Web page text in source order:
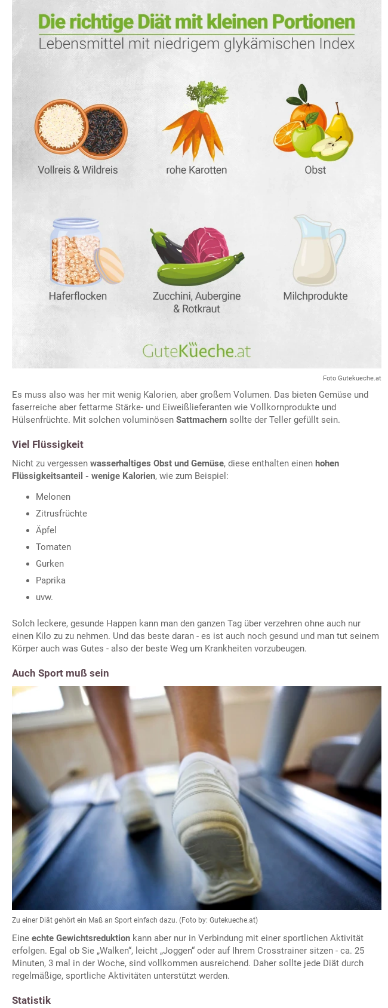
Foto Gutekueche.at
Es muss also was her mit wenig Kalorien, aber großem Volumen. Das bieten Gemüse und
faserreiche aber fettarme Stärke- und Eiweißlieferanten wie Vollkornprodukte und
Hülsenfrüchte. Mit solchen voluminösen Sattmachern sollte der Teller gefüllt sein.
Viel Flüssigkeit
Nicht zu vergessen wasserhaltiges Obst und Gemüse, diese enthalten einen hohen
Flüssigkeitsanteil - wenige Kalorien, wie zum Beispiel:
Melonen
Zitrusfrüchte
Äpfel
Tomaten
Gurken
Paprika
uvw.
Solch leckere, gesunde Happen kann man den ganzen Tag über verzehren ohne auch nur
einen Kilo zu zu nehmen. Und das beste daran - es ist auch noch gesund und man tut seinem
Körper auch was Gutes - also der beste Weg um Krankheiten vorzubeugen.
Auch Sport muß sein
Zu einer Diät gehört ein Maß an Sport einfach dazu. (Foto by: Gutekueche.at)
Eine echte Gewichtsreduktion kann aber nur in Verbindung mit einer sportlichen Aktivität
erfolgen. Egal ob Sie „Walken“, leicht „Joggen“ oder auf Ihrem Crosstrainer sitzen - ca. 25
Minuten, 3 mal in der Woche, sind vollkommen ausreichend. Daher sollte jede Diät durch
regelmäßige, sportliche Aktivitäten unterstützt werden.
Statistik